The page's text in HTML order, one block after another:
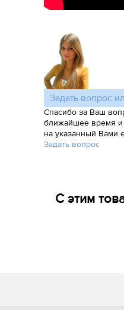
Задать вопрос
Спасибо за Ваш
ближайшее время
на указанный Вами
Задать вопрос
С этим